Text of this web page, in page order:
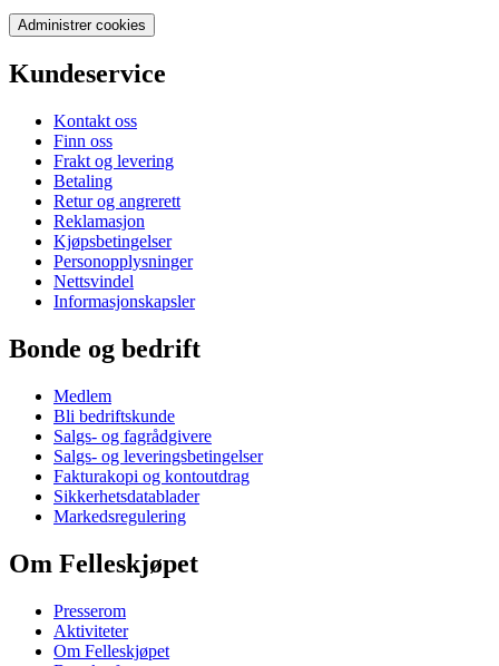
Administrer cookies
Kundeservice
Kontakt oss
Finn oss
Frakt og levering
Betaling
Retur og angrerett
Reklamasjon
Kjøpsbetingelser
Personopplysninger
Nettsvindel
Informasjonskapsler
Bonde og bedrift
Medlem
Bli bedriftskunde
Salgs- og fagrådgivere
Salgs- og leveringsbetingelser
Fakturakopi og kontoutdrag
Sikkerhetsdatablader
Markedsregulering
Om Felleskjøpet
Presserom
Aktiviteter
Om Felleskjøpet